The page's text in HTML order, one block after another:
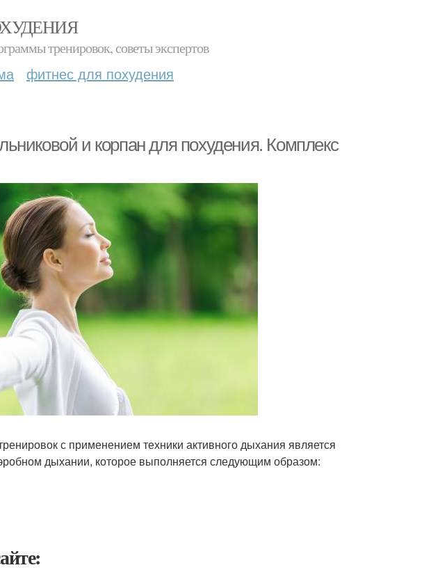
тренировок, советы экспертов
фитнес для похудения
и корпан для похудения. Комплекс
с применением техники активного дыхания является
дыхании, которое выполняется следующим образом: